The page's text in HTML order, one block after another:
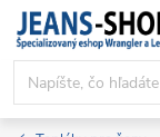
Prejsť
obsah